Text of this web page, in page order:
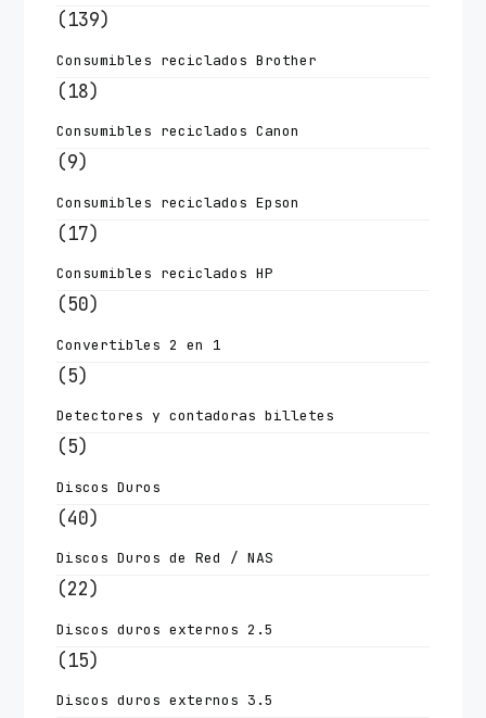
(139)
Consumibles reciclados Brother
(18)
Consumibles reciclados Canon
(9)
Consumibles reciclados Epson
(17)
Consumibles reciclados HP
(50)
Convertibles 2 en 1
(5)
Detectores y contadoras billetes
(5)
Discos Duros
(40)
Discos Duros de Red / NAS
(22)
Discos duros externos 2.5
(15)
Discos duros externos 3.5